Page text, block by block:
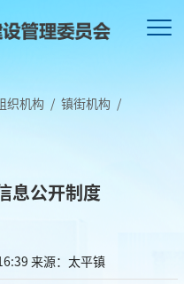
织机构 / 镇街机构 /
息公开制度
来源：太平镇